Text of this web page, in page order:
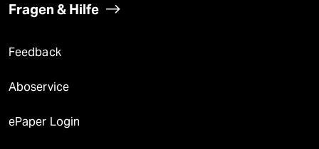
Fragen & Hilfe
Feedback
Aboservice
ePaper Login